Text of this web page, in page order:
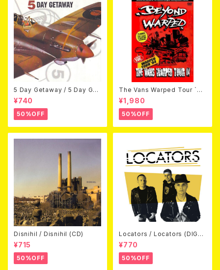
5 Day Getaway / 5 Day Get
away (CDEP)
¥740
50%OFF
The Vans Warped Tour `04
Beyond Warped (国内盤DV
D)
¥1,980
50%OFF
Disnihil / Disnihil (CD)
¥715
50%OFF
Locators / Locators (DIGPA
CK CD)
¥770
50%OFF